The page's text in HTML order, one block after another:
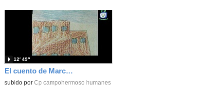
El cuento de Marcos y su amigo Oliver.
subido por Cp campohermoso humanes
12′ 49″